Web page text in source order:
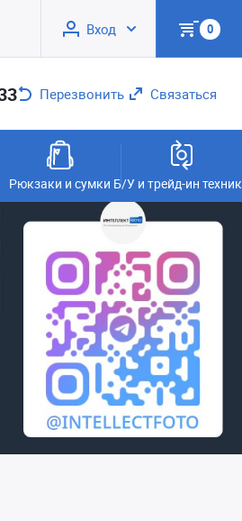
Вход 0
Перезвонить Связаться
Рюкзаки и сумки Б/У и трейд-ин